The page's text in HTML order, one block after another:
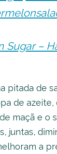
–
pitada de
de azeite,
maçã e o
juntas,
a